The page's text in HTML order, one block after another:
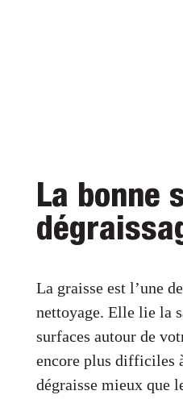
La bonne
La graisse est l’une
nettoyage. Elle lie la
surfaces autour de
encore plus difficiles
dégraisse mieux que